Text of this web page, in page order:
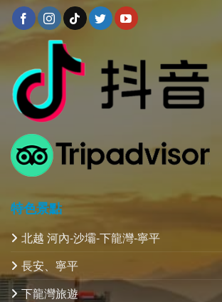
特色景點
北越 河內-沙壩-下龍灣-寧平
長安、寧平
下龍灣旅遊